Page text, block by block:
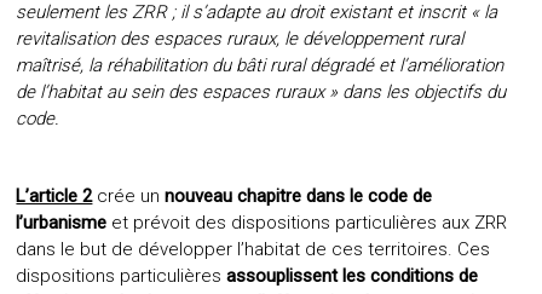
seulement les ZRR ; il s’adapte au droit existant et inscrit « la
revitalisation des espaces ruraux, le développement rural
maîtrisé, la réhabilitation du bâti rural dégradé et l’amélioration
de l’habitat au sein des espaces ruraux » dans les objectifs du
code.
L’article 2crée unnouveau chapitre dans le code de
l’urbanisme et prévoit des dispositions particulières aux ZRR
dans le but de développer l’habitat de ces territoires. Ces
dispositions particulièresassouplissent les conditions de